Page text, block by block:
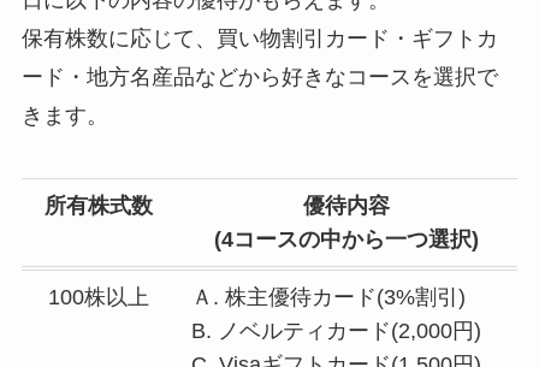
保有株数に応じて、買い物割引カード・ギフトカ
ード・地方名産品などから好きなコースを選択で
きます。
所有株式数
優待内容
(4コースの中から一つ選択)
100株以上
Ａ. 株主優待カード(3%割引)
B. ノベルティカード(2,000円)